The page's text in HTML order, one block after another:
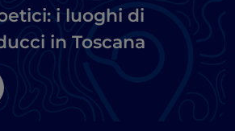
i luoghi di
in Toscana